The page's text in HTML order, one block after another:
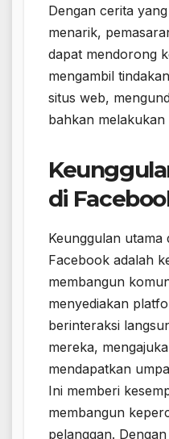
Dengan cerita
menarik,
dapat mendorong
mengambil
situs web,
bahkan
di
Keunggulan utama
Facebook adalah
membangun
menyediakan
berinteraksi
mereka,
mendapatkan
Ini memberi
membangun
pelanggan.